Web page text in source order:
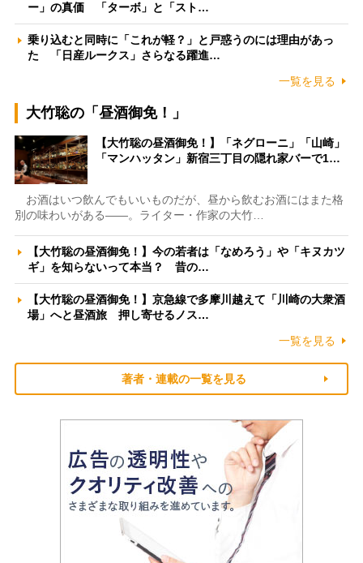
ー」の真価 「ターボ」と「スト…
乗り込むと同時に「これが軽？」と戸惑うのには理由があっ
た 「日産ルークス」さらなる躍進…
一覧を見る
大竹聡の「昼酒御免！」
【大竹聡の昼酒御免！】「ネグローニ」「山崎」
「マンハッタン」新宿三丁目の隠れ家バーで1…
お酒はいつ飲んでもいいものだが、昼から飲むお酒にはまた格
別の味わいがある――。ライター・作家の大竹…
【大竹聡の昼酒御免！】今の若者は「なめろう」や「キヌカツ
ギ」を知らないって本当？ 昔の…
【大竹聡の昼酒御免！】京急線で多摩川越えて「川崎の大衆酒
場」へと昼酒旅 押し寄せるノス…
一覧を見る
著者・連載の一覧を見る